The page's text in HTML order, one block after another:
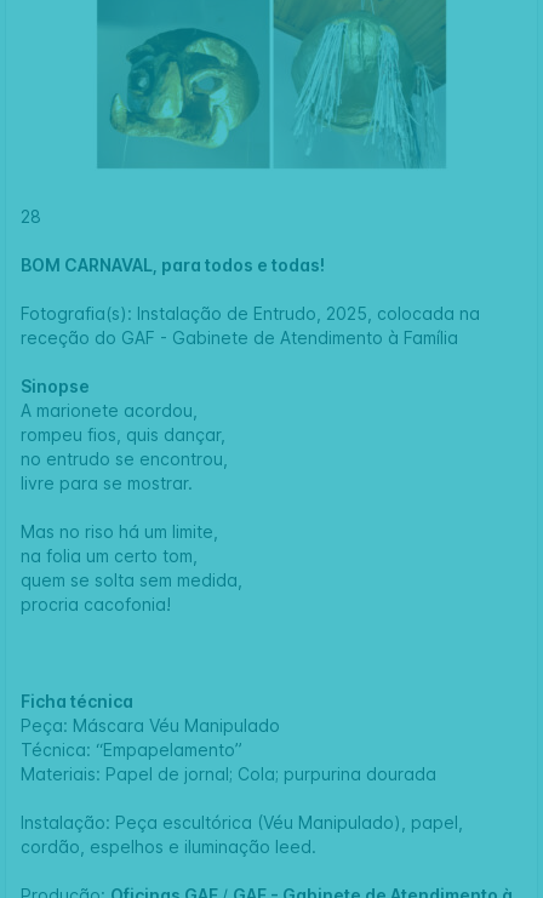
28
BOM CARNAVAL, para todos e todas!
Fotografia(s): Instalação de Entrudo, 2025, colocada na
receção do GAF - Gabinete de Atendimento à Família
Sinopse
A marionete acordou,
rompeu fios, quis dançar,
no entrudo se encontrou,
livre para se mostrar.
Mas no riso há um limite,
na folia um certo tom,
quem se solta sem medida,
procria cacofonia!
Ficha técnica
Peça: Máscara Véu Manipulado
Técnica: “Empapelamento”
Materiais: Papel de jornal; Cola; purpurina dourada
Instalação: Peça escultórica (Véu Manipulado), papel,
cordão, espelhos e iluminação leed.